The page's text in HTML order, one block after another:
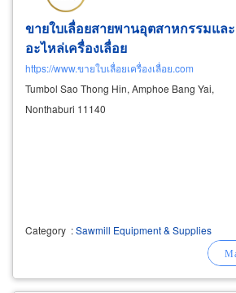
ขายใบเลื่อยสายพานอุตสาหกรรมและ
อะไหล่เครื่องเลื่อย
https://www.ขายใบเลื่อยเครื่องเลื่อย.com
Tumbol Sao Thong Hin, Amphoe Bang Yai,
Nonthaburi 11140
Category :Sawmill Equipment & Supplies